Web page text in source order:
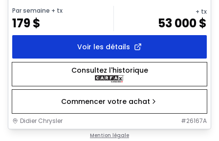
Par semaine + tx
179$
+ tx
53 000$
Voir les détails
Consultez l'historique
Commencer votre achat
Didier Chrysler #26167A
Mention légale